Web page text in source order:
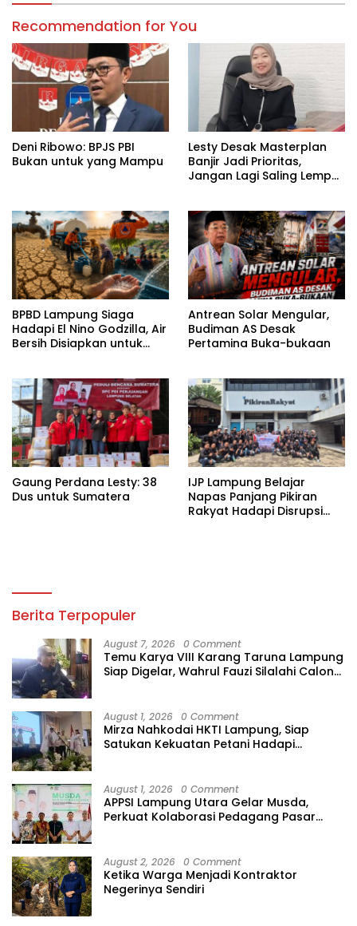
Recommendation for You
Deni Ribowo: BPJS PBI
Bukan untuk yang Mampu
Lesty Desak Masterplan
Banjir Jadi Prioritas,
Jangan Lagi Saling Lempar
BPBD Lampung Siaga
Hadapi El Nino Godzilla, Air
Bersih Disiapkan untuk
Antrean Solar Mengular,
Budiman AS Desak
Pertamina Buka-bukaan
Gaung Perdana Lesty: 38
Dus untuk Sumatera
IJP Lampung Belajar
Napas Panjang Pikiran
Rakyat Hadapi Disrupsi
Berita Terpopuler
August 7, 2026 0 Comment
Temu Karya VIII Karang Taruna Lampung
Siap Digelar, Wahrul Fauzi Silalahi Calon
August 1, 2026 0 Comment
Mirza Nahkodai HKTI Lampung, Siap
Satukan Kekuatan Petani Hadapi
August 1, 2026 0 Comment
APPSI Lampung Utara Gelar Musda,
Perkuat Kolaborasi Pedagang Pasar
August 2, 2026 0 Comment
Ketika Warga Menjadi Kontraktor
Negerinya Sendiri